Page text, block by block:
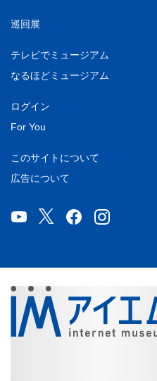
巡回展
テレビでミュージアム
なるほどミュージアム
ログイン
For You
このサイトについて
広告について